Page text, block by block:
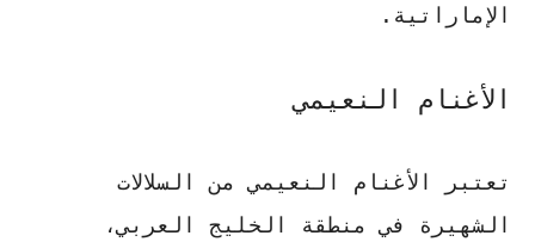
الإماراتية.
الأغنام النعيمي
تعتبر الأغنام النعيمي من السلالات
الشهيرة في منطقة الخليج العربي،